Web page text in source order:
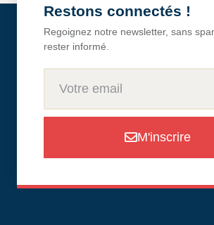
Restons connectés !
Regoignez notre newsletter, sans
rester informé.
M'inscrire